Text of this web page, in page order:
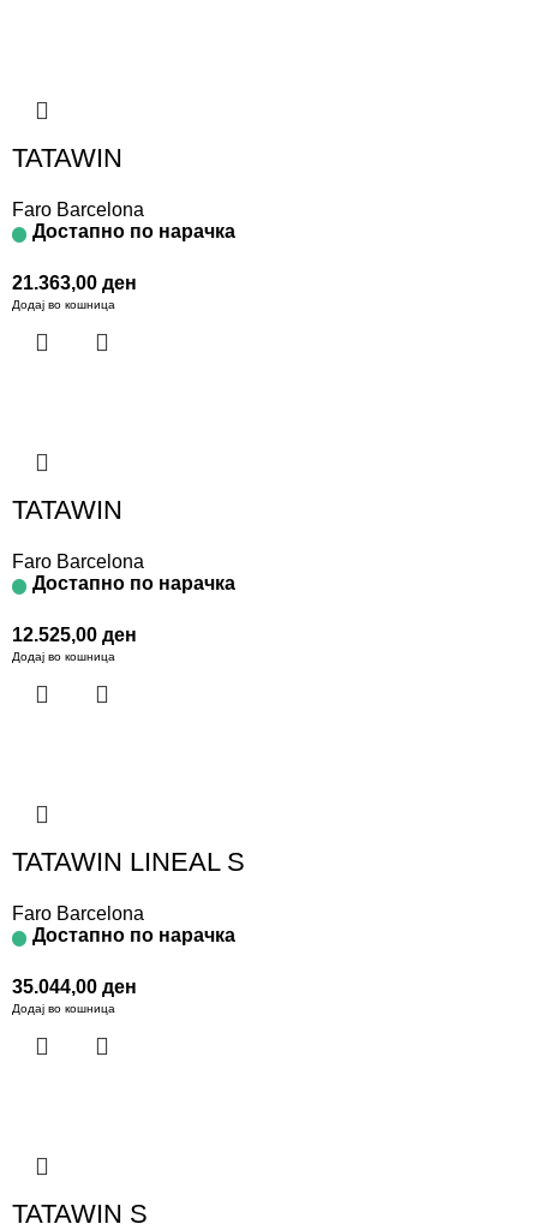
TATAWIN
Faro Barcelona
Достапно по нарачка
21.363,00 ден
Додај во кошница
TATAWIN
Faro Barcelona
Достапно по нарачка
12.525,00 ден
Додај во кошница
TATAWIN LINEAL S
Faro Barcelona
Достапно по нарачка
35.044,00 ден
Додај во кошница
TATAWIN S